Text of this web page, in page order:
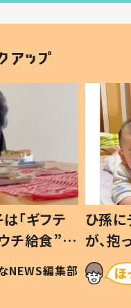
「ギフテ
チ給食”を
#令和の親
NEWS編集部
ひ孫
が、
「涙が
い」